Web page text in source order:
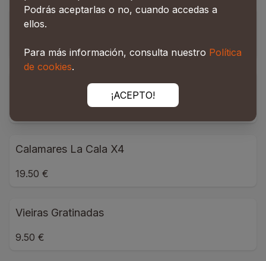
Bacalao Gratinado
28.00 €
Calamares La Cala
Calamares La Cala X4
19.50 €
Vieiras Gratinadas
9.50 €
Podrás aceptarlas o no, cuando accedas a
ellos.
Para más información, consulta nuestro Política
de cookies.
¡ACEPTO!